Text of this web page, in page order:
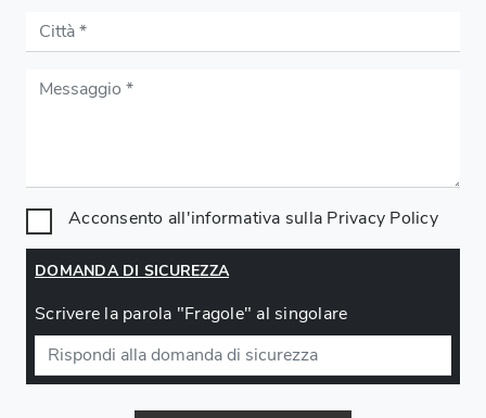
Acconsento all'informativa sulla Privacy Policy
DOMANDA DI SICUREZZA
Scrivere la parola "Fragole" al singolare